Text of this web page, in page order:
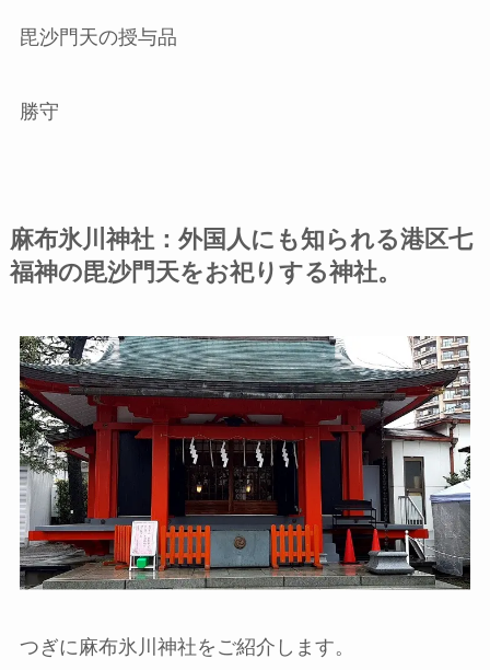
毘沙門天の授与品
勝守
麻布氷川神社：外国人にも知られる港区七
福神の毘沙門天をお祀りする神社。
つぎに麻布氷川神社をご紹介します。